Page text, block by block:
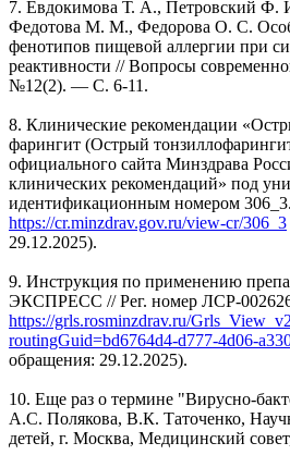
7. Евдокимова Т. А., Петровский Ф.
Федотова М. М., Федорова О. С.
фенотипов пищевой аллергии при
реактивности // Вопросы
№12(2). — С. 6-11.
8. Клинические рекомендации
фарингит (Острый
официального сайта Минздрава
клинических рекомендаций» под
идентификационным номером
https://cr.minzdrav.gov.ru/view-cr/306_3
29.12.2025).
9. Инструкция по применению
ЭКСПРЕСС // Рег. номер ЛСР-
https://grls.rosminzdrav.ru/
routingGuid=bd6764d4-d777-4d06-
обращения: 29.12.2025).
10. Еще раз о термине "Вирусно-
А.С. Полякова, В.К. Таточенко,
детей, г. Москва, Медицинский